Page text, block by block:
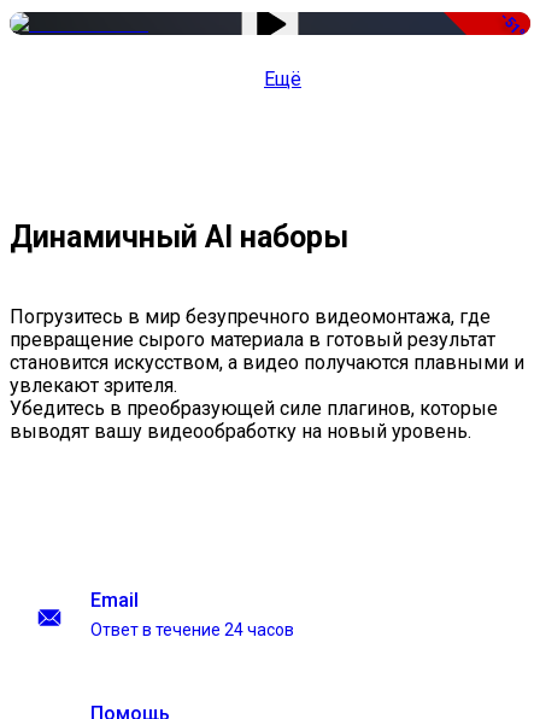
-51%
Ещё
Динамичный AI наборы
Погрузитесь в мир безупречного видеомонтажа, где
превращение сырого материала в готовый результат
становится искусством, а видео получаются плавными и
увлекают зрителя.
Убедитесь в преобразующей силе плагинов, которые
выводят вашу видеообработку на новый уровень.
Email
Ответ в течение 24 часов
Помощь